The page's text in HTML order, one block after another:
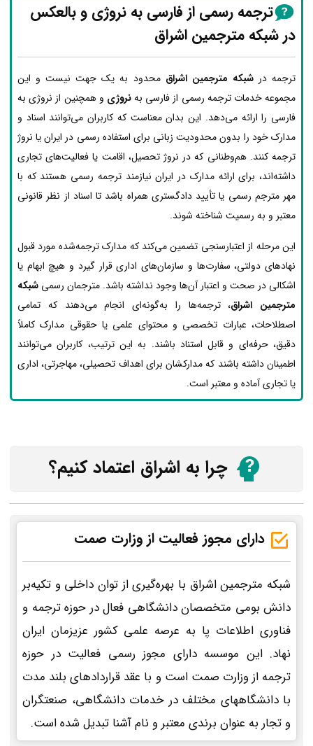
ترجمه رسمی از فارسی به نروژی و بالعکس
در شبکه مترجمین اشراق
ترجمه درشبکه مترجمین اشراق محدود به یک جهت نیست و این
مجموعه خدمات ترجمه رسمی از فارسی بهنروژی و همچنین از نروژی به
فارسی را ارائه می‌دهد. این بدان معناست که کاربران می‌توانند اسناد و
مدارک خود را بدون محدودیت زبانی برای استفاده رسمی در ایران یا نروژ
ترجمه کنند. هم‌وطنانی که در نروژ تحصیل، اقامت یا فعالیت‌های تجاری
داشته‌اند، برای ارائه مدارک در ایران نیازمند ترجمه رسمی هستند که با
مهر مترجم رسمی یا تأیید دادگستری همراه باشد تا اسناد از نظر قانونی
معتبر و به رسمیت شناخته شوند.
این مرحله از اعتبارسنجی تضمین می‌کند که مدارک ترجمه‌شده مورد قبول
نهادهای دولتی، سفارت‌ها و سازمان‌های اداری قرار گیرد و هیچ ابهام یا
اشکالی در صحت و اعتبار آن‌ها وجود نداشته باشد. مترجمان رسمی شبکه
مترجمین اشراق، ترجمه‌ها را به‌گونه‌ای انجام می‌دهند که تمامی
اصطلاحات، عبارات تخصصی و محتوای علمی یا حقوقی مدارک کاملاً
دقیق، حرفه‌ای و قابل استناد باشند. به این ترتیب، کاربران می‌توانند
اطمینان داشته باشند که مدارکشان برای اهداف تحصیلی، مهاجرتی، اداری
یا تجاری آماده و معتبر است.
چرا به اشراق اعتماد کنیم؟
دارای مجوز فعالیت از وزارت صمت
شبکه مترجمین اشراق با بهره‌گیری از توان داخلی و تکیه‌بر
دانش بومی متخصصان دانشگاهی فعال در حوزه ترجمه و
فناوری اطلاعات پا به عرصه علمی کشور عزیزمان ایران
نهاد. این موسسه دارای مجوز رسمی فعالیت در حوزه
ترجمه از وزارت صمت است و با عقد قراردادهای بلند مدت
با دانشگاههای مختلف در خدمات دانشگاهی، صنعتگران
و تجار به عنوان برندی معتبر و نام آشنا تبدیل شده است.